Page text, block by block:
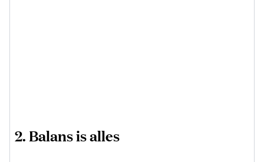
2. Balans is alles